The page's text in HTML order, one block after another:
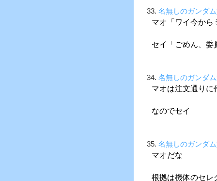
33. 名無しのガンダ
マオ「ワイ今から
セイ「ごめん、委
34. 名無しのガンダ
マオは注文通りに
なのでセイ
35. 名無しのガンダ
マオだな
根拠は機体のセレ